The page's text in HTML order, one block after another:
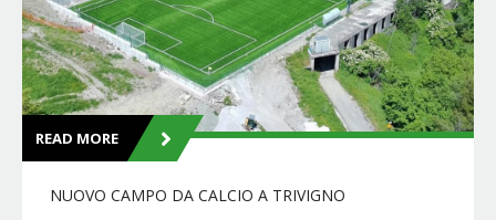
READ MORE
NUOVO CAMPO DA CALCIO A TRIVIGNO